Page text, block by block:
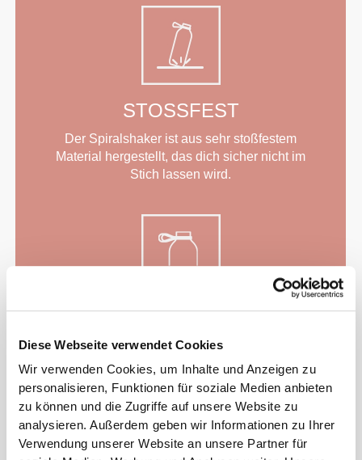
Diese Webseite verwendet Cookies
Wir verwenden Cookies, um Inhalte und Anzeigen zu
personalisieren, Funktionen für soziale Medien anbieten
zu können und die Zugriffe auf unsere Website zu
analysieren. Außerdem geben wir Informationen zu Ihrer
Verwendung unserer Website an unsere Partner für
STOSSFEST
Der Spiralshaker ist aus sehr stoßfestem
Material hergestellt, das dich sicher nicht im
Stich lassen wird.
HOHE UND NIEDRIGE
TEMPERATUREN
So, dass es kalten und heißen Getränken
problemlos standhält.